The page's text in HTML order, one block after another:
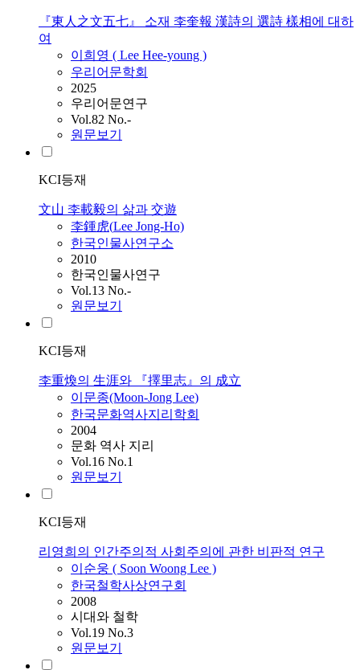
『東人之文五七』 소재 李奎報 漢詩의 選詩 樣相에 대하
여
이희영 ( Lee Hee-young )
우리어문학회
2025
우리어문연구
Vol.82 No.-
원문보기
KCI등재
文山 李載毅의 삶과 交遊
李鍾虎(Lee Jong-Ho)
한국인물사연구소
2010
한국인물사연구
Vol.13 No.-
원문보기
KCI등재
李重煥의 生涯와 『擇里志』의 成立
이문종(Moon-Jong Lee)
한국문화역사지리학회
2004
문화 역사 지리
Vol.16 No.1
원문보기
KCI등재
리영희의 인간주의적 사회주의에 관한 비판적 연구
이순웅 ( Soon Woong Lee )
한국철학사상연구회
2008
시대와 철학
Vol.19 No.3
원문보기